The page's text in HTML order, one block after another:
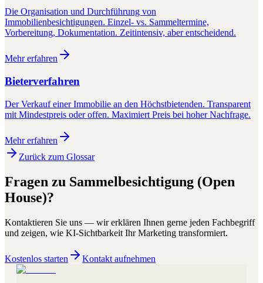
Die Organisation und Durchführung von
Immobilienbesichtigungen. Einzel- vs. Sammeltermine,
Vorbereitung, Dokumentation. Zeitintensiv, aber entscheidend.
Mehr erfahren
Bieterverfahren
Der Verkauf einer Immobilie an den Höchstbietenden. Transparent
mit Mindestpreis oder offen. Maximiert Preis bei hoher Nachfrage.
Mehr erfahren
Zurück zum Glossar
Fragen zu Sammelbesichtigung (Open
House)?
Kontaktieren Sie uns — wir erklären Ihnen gerne jeden Fachbegriff
und zeigen, wie KI-Sichtbarkeit Ihr Marketing transformiert.
Kostenlos starten Kontakt aufnehmen